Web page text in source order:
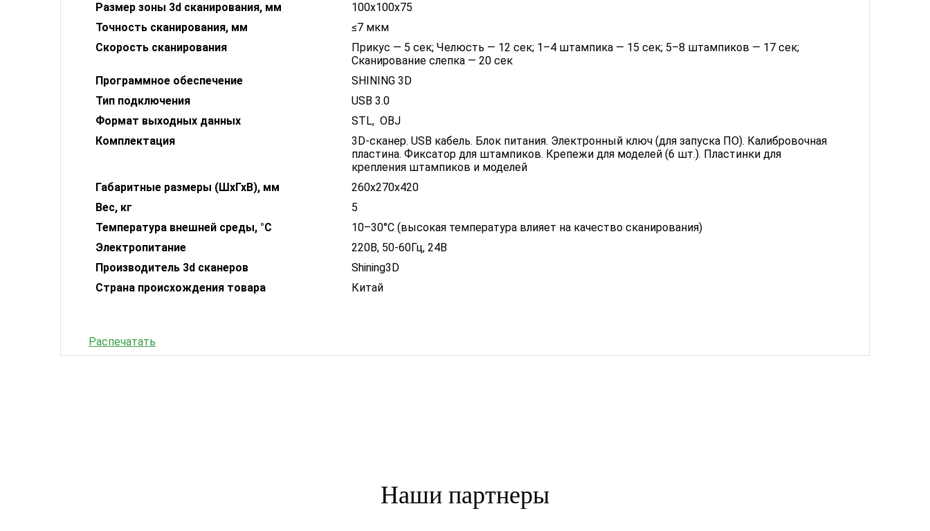
Размер зоны 3d сканирования, мм
100x100x75
Точность сканирования, мм
≤7 мкм
Скорость сканирования
Прикус — 5 сек; Челюсть — 12 сек; 1–4 штампика — 15 сек; 5–8 штампиков — 17 сек;
Сканирование слепка — 20 сек
Программное обеспечение
SHINING 3D
Тип подключения
USB 3.0
Формат выходных данных
STL, OBJ
Комплектация
3D-сканер. USB кабель. Блок питания. Электронный ключ (для запуска ПО). Калибровочная
пластина. Фиксатор для штампиков. Крепежи для моделей (6 шт.). Пластинки для
крепления штампиков и моделей
Габаритные размеры (ШхГхВ), мм
260х270х420
Вес, кг
5
Температура внешней среды, °С
10–30°C (высокая температура влияет на качество сканирования)
Электропитание
220В, 50-60Гц, 24В
Производитель 3d сканеров
Shining3D
Страна происхождения товара
Китай
Распечатать
Наши партнеры